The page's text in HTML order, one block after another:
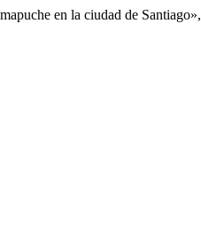
en la ciudad de Santiago»,